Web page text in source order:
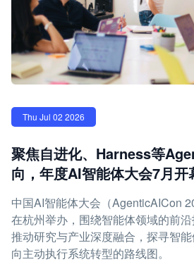
Thu Jul 02 2026
聚焦自进化、Harness等
向，年度AI智能体大会7月开
中国AI智能体大会（AgenticAICon
在杭州举办，围绕智能体领域的前
推动研究与产业深度融合，探寻智
向主动执行系统转型的路线图。